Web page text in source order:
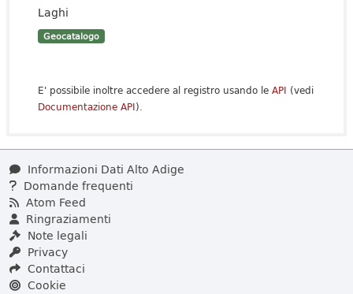
Laghi
Geocatalogo
E' possibile inoltre accedere al registro usando le API (vedi
Documentazione API).
Informazioni Dati Alto Adige
Domande frequenti
Atom Feed
Ringraziamenti
Note legali
Privacy
Contattaci
Cookie